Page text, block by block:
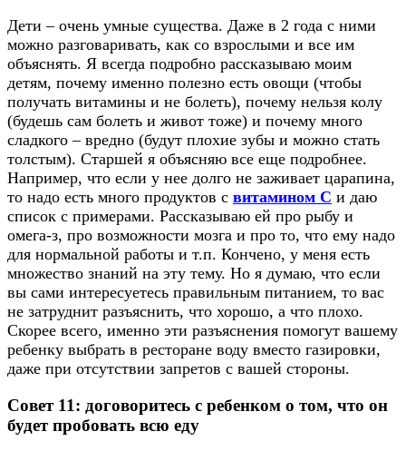
Дети – очень умные существа. Даже в 2 года с ними
можно разговаривать, как со взрослыми и все им
объяснять. Я всегда подробно рассказываю моим
детям, почему именно полезно есть овощи (чтобы
получать витамины и не болеть), почему нельзя колу
(будешь сам болеть и живот тоже) и почему много
сладкого – вредно (будут плохие зубы и можно стать
толстым). Старшей я объясняю все еще подробнее.
Например, что если у нее долго не заживает царапина,
то надо есть много продуктов с витамином С и даю
список с примерами. Рассказываю ей про рыбу и
омега-з, про возможности мозга и про то, что ему надо
для нормальной работы и т.п. Кончено, у меня есть
множество знаний на эту тему. Но я думаю, что если
вы сами интересуетесь правильным питанием, то вас
не затруднит разъяснить, что хорошо, а что плохо.
Скорее всего, именно эти разъяснения помогут вашему
ребенку выбрать в ресторане воду вместо газировки,
даже при отсутствии запретов с вашей стороны.
Совет 11: договоритесь с ребенком о том, что он
будет пробовать всю еду